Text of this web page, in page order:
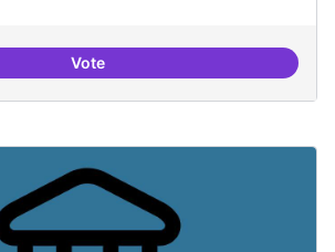
VoteEspai acompanyament periòdic